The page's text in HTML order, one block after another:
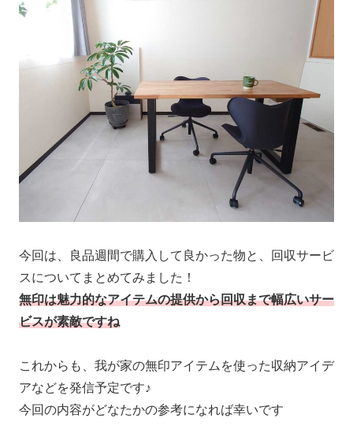
今回は、良品週間で購入して良かった物と、回収サービ
スについてまとめてみました！
無印は魅力的なアイテムの提供から回収まで幅広いサー
ビスが素敵ですね
これからも、我が家の無印アイテムを使った収納アイデ
アなどを発信予定です♪
今回の内容がどなたかの参考になれば幸いです